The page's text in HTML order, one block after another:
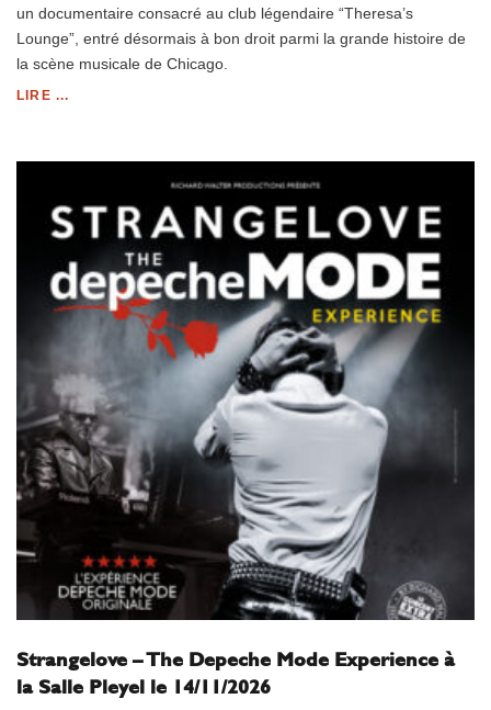
un documentaire consacré au club légendaire “Theresa’s
Lounge”, entré désormais à bon droit parmi la grande histoire de
la scène musicale de Chicago.
LIRE ...
Strangelove – The Depeche Mode Experience à
la Salle Pleyel le 14/11/2026